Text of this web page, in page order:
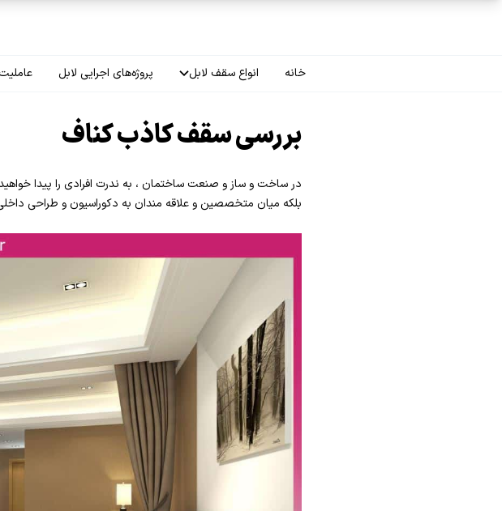
خانه انواع سقف لابل
سقف لاکر
سقف گلکسی
سقف ترنسپرنت
سقف مات
سقف اپلای
پروژه‌های اجرایی لابل
بررسی سقف کاذب کناف
در ساخت و ساز و صنعت ساختمان ، به ندرت افرادی را پیدا
بلکه میان متخصصین و علاقه مندان به دکوراسیون و طراحی